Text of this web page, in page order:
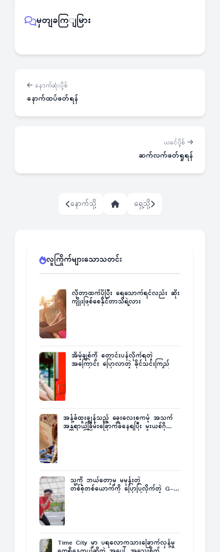
မှတျခကြျမြား
နောက်ဆုံးပို့စ်
နောက်ထပ်ဖတ်ရန်
ယခင်ပို့စ်
ဆက်လက်ဖတ်ရှုရန်
နောက်သို့ ရှေ့သို့
လူကြိုက်များသောသတင်း
လိုတာထက်ပိုပြီး ရေသောက်ရင်လည်း ဆိုး
ကျိုးဖြစ်စေနိုင်တာသိရဲ့လား
အိမ့်ချစ်ကို တောင်းပန်လိုက်ရတဲ့
အကြောင်း ပြောလာတဲ့ ခိုင်သင်းကြည်
အနံ့ခံထူးချွန်သည့် ခွေးလေးစကမ့် အသက်
အန္တရာယ်ခြိမ်းခြောက်ခံနေရပြီး မူးယစ်ဂိုဏ်း
သူ့ကို ဘယ်တော့မှ မမုန်းတဲ့
တစ်စုံတစ်ယောက်ကို ပြောပြလိုက်တဲ့ G-
Time City မှာ ပရလောကသားခြောက်လှန့်မှု